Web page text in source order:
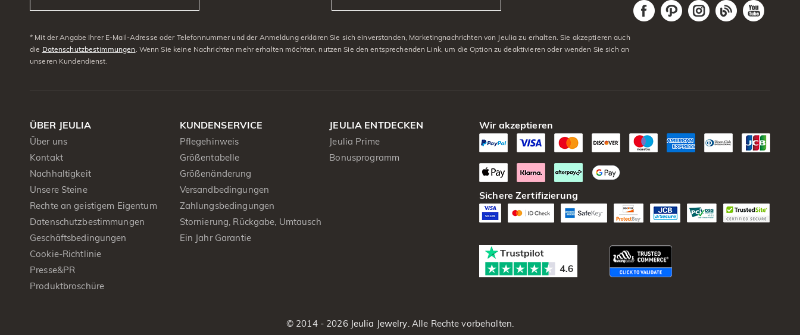
* Mit der Angabe Ihrer E-Mail-Adresse oder Telefonnummer und der Anmeldung erklären Sie sich einverstanden, Marketingnachrichten von Jeulia zu erhalten. Sie akzeptieren auch
die Datenschutzbestimmungen . Wenn Sie keine Nachrichten mehr erhalten möchten, nutzen Sie den entsprechenden Link, um die Option zu deaktivieren oder wenden Sie sich an
unseren Kundendienst.
ÜBER JEULIA
Über uns
Kontakt
Nachhaltigkeit
Unsere Steine
Rechte an geistigem Eigentum
Datenschutzbestimmungen
Geschäftsbedingungen
Cookie-Richtlinie
Presse&PR
Produktbroschüre
KUNDENSERVICE
Pflegehinweis
Größentabelle
Größenänderung
Versandbedingungen
Zahlungsbedingungen
Stornierung, Rückgabe, Umtausch
Ein Jahr Garantie
JEULIA ENTDECKEN
Jeulia Prime
Bonusprogramm
Wir akzeptieren
Sichere Zertifizierung
© 2014 - 2026Jeulia Jewelry . Alle Rechte vorbehalten.